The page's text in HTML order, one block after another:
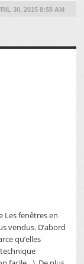
30, 2015 8:58 AM
Les fenêtres en
vendus. D’abord
qu’elles